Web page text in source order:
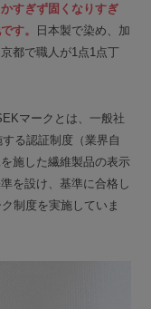
すぎず固くなりすぎ
す。
日本製で染め、加
都で職人が1点1点丁
マークとは、一般社
る認証制度（業界自
施した繊維製品の表示
を設け、基準に合格し
制度を実施していま